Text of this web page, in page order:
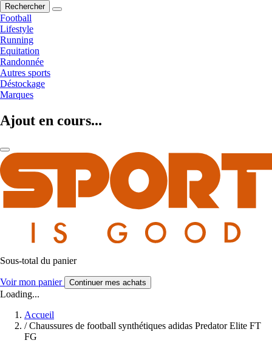
Rechercher
Football
Lifestyle
Running
Equitation
Randonnée
Autres sports
Déstockage
Marques
Ajout en cours...
Sous-total du panier
Voir mon panier Continuer mes achats
Loading...
Accueil
/ Chaussures de football synthétiques adidas Predator Elite FT
FG